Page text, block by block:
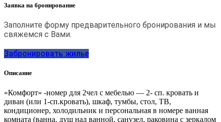
Заявка на бронирование
Заполните форму предварительного бронирования и мы
свяжемся с Вами.
Забронировать жилье
Описание
«Комфорт» -номер для 2чел с мебелью — 2- сп. кровать и
диван (или 1-сп.кровать), шкаф, тумбы, стол, ТВ,
кондиционер, холодильник и персональная в номере ванная
комната (ванна, душ над ванной, санузел, раковина с зеркалом